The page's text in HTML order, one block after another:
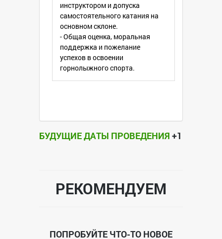
инструктором и допуска
самостоятельного катания на
основном склоне.
- Общая оценка, моральная
поддержка и пожелание
успехов в освоении
горнолыжного спорта.
БУДУЩИЕ ДАТЫ ПРОВЕДЕНИЯ +1
РЕКОМЕНДУЕМ
ПОПРОБУЙТЕ ЧТО-ТО НОВОЕ